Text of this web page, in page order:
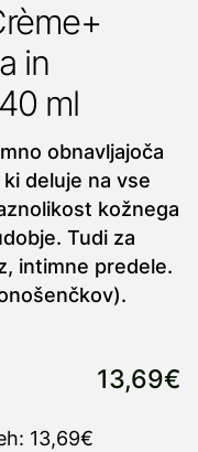
in
ml
obnavljajoča
deluje na vse
kožnega
Tudi za
intimne predele.
13,69€
13,69€